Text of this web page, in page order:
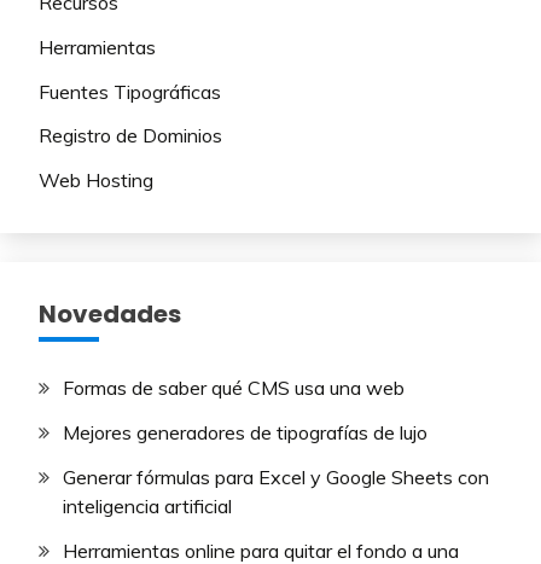
Herramientas
Fuentes Tipográficas
Registro de Dominios
Web Hosting
Novedades
Formas de saber qué CMS usa una web
Mejores generadores de tipografías de lujo​
Generar fórmulas para Excel y Google Sheets con
inteligencia artificial
Herramientas online para quitar el fondo a una